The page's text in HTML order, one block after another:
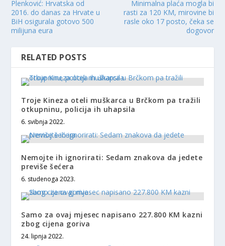
Plenković: Hrvatska od
2016. do danas za Hrvate u
BiH osigurala gotovo 500
milijuna eura
Minimalna plaća mogla bi
rasti za 120 KM, mirovine bi
rasle oko 17 posto, čeka se
dogovor
RELATED POSTS
Troje Kineza oteli muškarca u Brčkom pa tražili
otkupninu, policija ih uhapsila
6. svibnja 2022.
Nemojte ih ignorirati: Sedam znakova da jedete
previše šećera
6. studenoga 2023.
Samo za ovaj mjesec napisano 227.800 KM kazni
zbog cijena goriva
24. lipnja 2022.